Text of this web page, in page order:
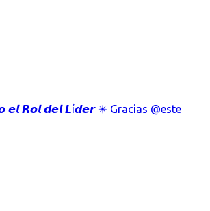
𝙚𝙡 𝙍𝙤𝙡 𝙙𝙚𝙡 𝙇í𝙙𝙚𝙧 ✴️ Gracias @este